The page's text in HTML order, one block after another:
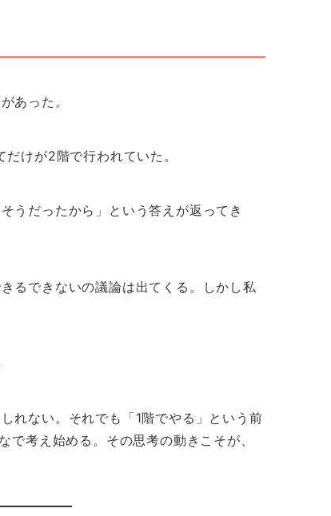
あった。
けが2階で行われていた。
うだったから」という答えが返ってき
るできないの議論は出てくる。しかし私
れない。それでも「1階でやる」という前
で考え始める。その思考の動きこそが、